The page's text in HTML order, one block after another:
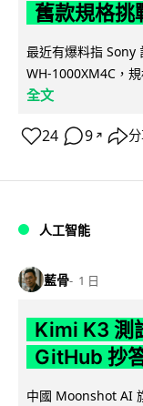
舊款規格挑
最近有爆料指 Sony
WH-1000XM4C，
全文
24 9 ↗
人工智能
藍骨 1 日
Kimi K3 測
GitHub 抄
中國 Moonshot AI